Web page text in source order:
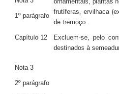
1º parágrafo
frutíferas, ervilhaca
de tremoço.
Capítulo 12
Nota 3
2º parágrafo
Excluem-se, pelo
destinados à